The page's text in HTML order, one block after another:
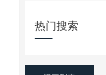
热门搜索